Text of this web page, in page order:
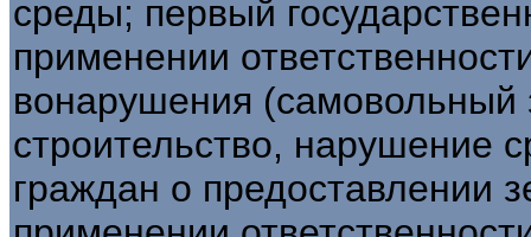
среды; первый
применении
вонарушения (самовольный
строительство, нарушение
граждан о предоставлении